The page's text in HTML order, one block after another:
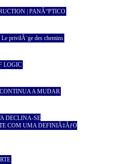
| PANÃ“PTICO
privilÃ¨ge des chemins
LOGIC
A MUDAR
DECLINA-SE
COM UMA DEFINIÃ‡ÃƒO